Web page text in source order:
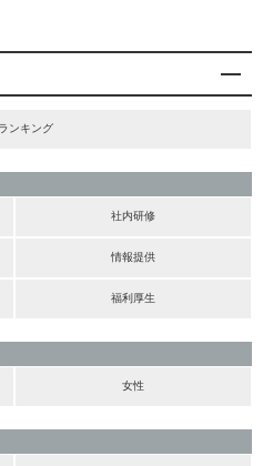
ンキング
社内研修
情報提供
福利厚生
女性